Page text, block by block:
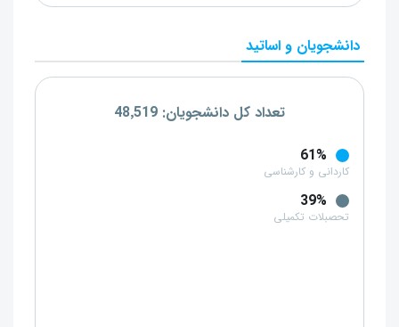
دانشجویان و اساتید
تعداد کل دانشجویان: 48٬519
61%
کاردانی و کارشناسی
39%
تحصبلات تکمیلی